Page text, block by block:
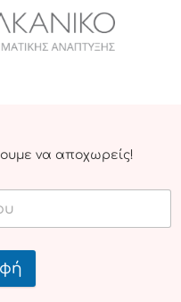
να αποχωρείς!